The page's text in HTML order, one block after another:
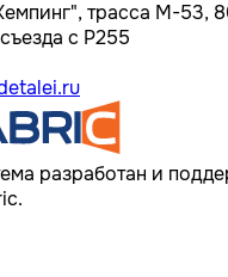
трасса M-53,
с Р255
разработан и